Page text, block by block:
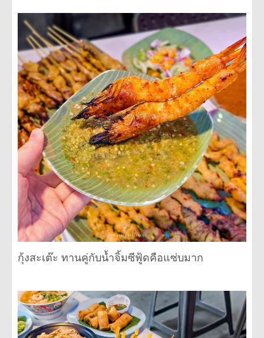
กุ้งสะเต๊ะ ทานคู่กับน้ำจิ้มซีฟู้ดคือแซ่บมาก